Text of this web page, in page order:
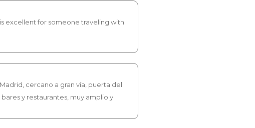
excellent for someone traveling with
cercano a gran vía, puerta del
y restaurantes, muy amplio y